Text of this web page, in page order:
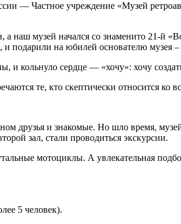
— Частное учреждение «Музей
а наш музей начался со знаменито 21-й
и подарили на юбилей основателю музея
кольнуло сердце — «хочу»: хочу
те, кто скептически относится ко
друзья и знакомые. Но шло время,
зал, стали проводиться экскурсии.
мотоциклы. А увлекательная
5 человек).